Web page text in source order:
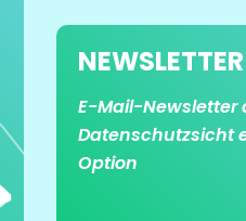
NEWSLETTER
E-Mail-Newsletter
Datenschutzsicht
Option